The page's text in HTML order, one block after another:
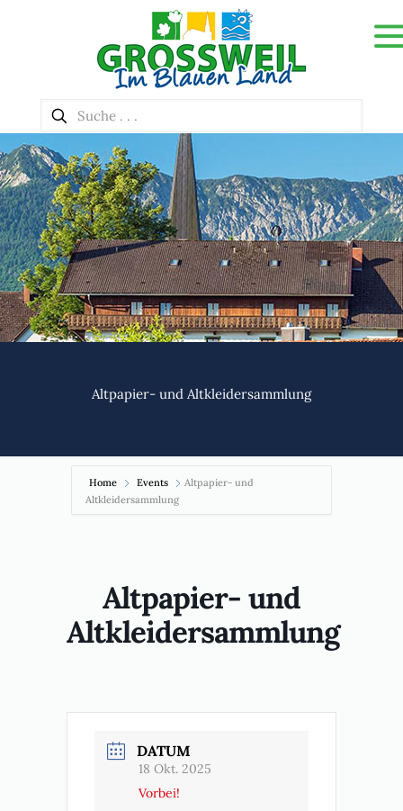
Altpapier- und Altkleidersammlung
Home Events
Altpapier- und
Altkleidersammlung
Altpapier- und
Altkleidersammlung
DATUM
18 Okt. 2025
Vorbei!